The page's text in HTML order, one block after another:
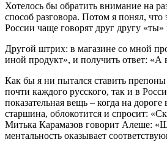
Хотелось бы обратить внимание на
способ разговора. Потом я понял,
России чаще говорят друг другу «ты»
Другой штрих: в магазине со мной
иной продукт», и получить ответ:
Как бы я ни пытался ставить препоны
почти каждого русского, так и в
показательная вещь – когда на
старшина, облокотится и спросит:
Митька Карамазов говорит Алеше:
ментальность оказывает